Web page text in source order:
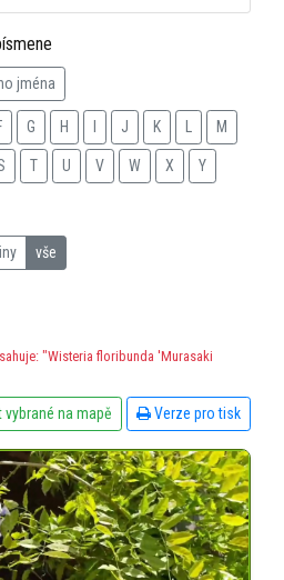
jména
G H J K M
T U V W X Y
vše
"Wisteria floribunda 'Murasaki
vybrané na mapě Verze pro tisk